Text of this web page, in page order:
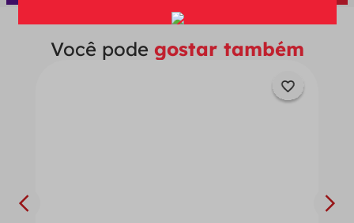
Você pode gostar também